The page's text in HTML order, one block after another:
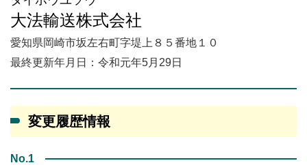
大法輸送株式会社
愛知県岡崎市坂左右町字堤上８５番地１０
最終更新年月日：令和元年5月29日
変更履歴情報
No.1